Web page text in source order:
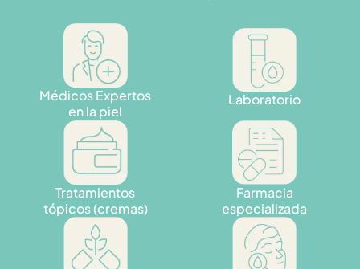
Médicos Expertos
en la piel
Laboratorio
Tratamientos
tópicos (cremas)
Farmacia
especializada